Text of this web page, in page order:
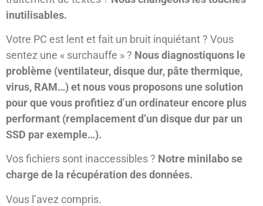
inutilisables.
Votre PC est lent et fait un bruit inquiétant ? Vous
sentez une « surchauffe » ? Nous diagnostiquons le
probl ème (ventilateur, disque dur, pâte thermique,
virus, RAM…) et nous vous proposons une solution
pour que vous profitiez d’un ordinateur encore plus
performant (remplacement d’un disque dur par un
SSD par exemple…).
Vos fichiers sont inaccessibles ? Notre minilabo se
charge de la récupération des données.
Vous l’avez compris.